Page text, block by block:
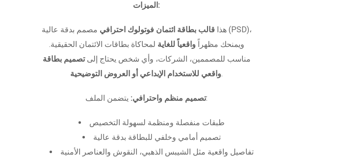
الميزات:
هذا قالب بطاقة ائتمان فوتولوك احترافي مصمم بدقة عالية (PSD)،
ويمنحك مظهراً واقعياً للغاية لمحاكاة بطاقات الائتمان الحقيقية.
مناسب للمصممين، الشركات، وأي شخص يحتاج إلىتصميم بطاقة
واقعي للاستخدام الإبداعي أو العروض التوضيحية.
تصميم منظم واحترافي:يتضمن الملف:
طبقات منفصلة ومنظمة لسهولة التخصيص
تصميم أمامي وخلفي للبطاقة بدقة عالية
تفاصيل واقعية مثل الشيبس الذهبي، النقوش والعناصر الأمنية